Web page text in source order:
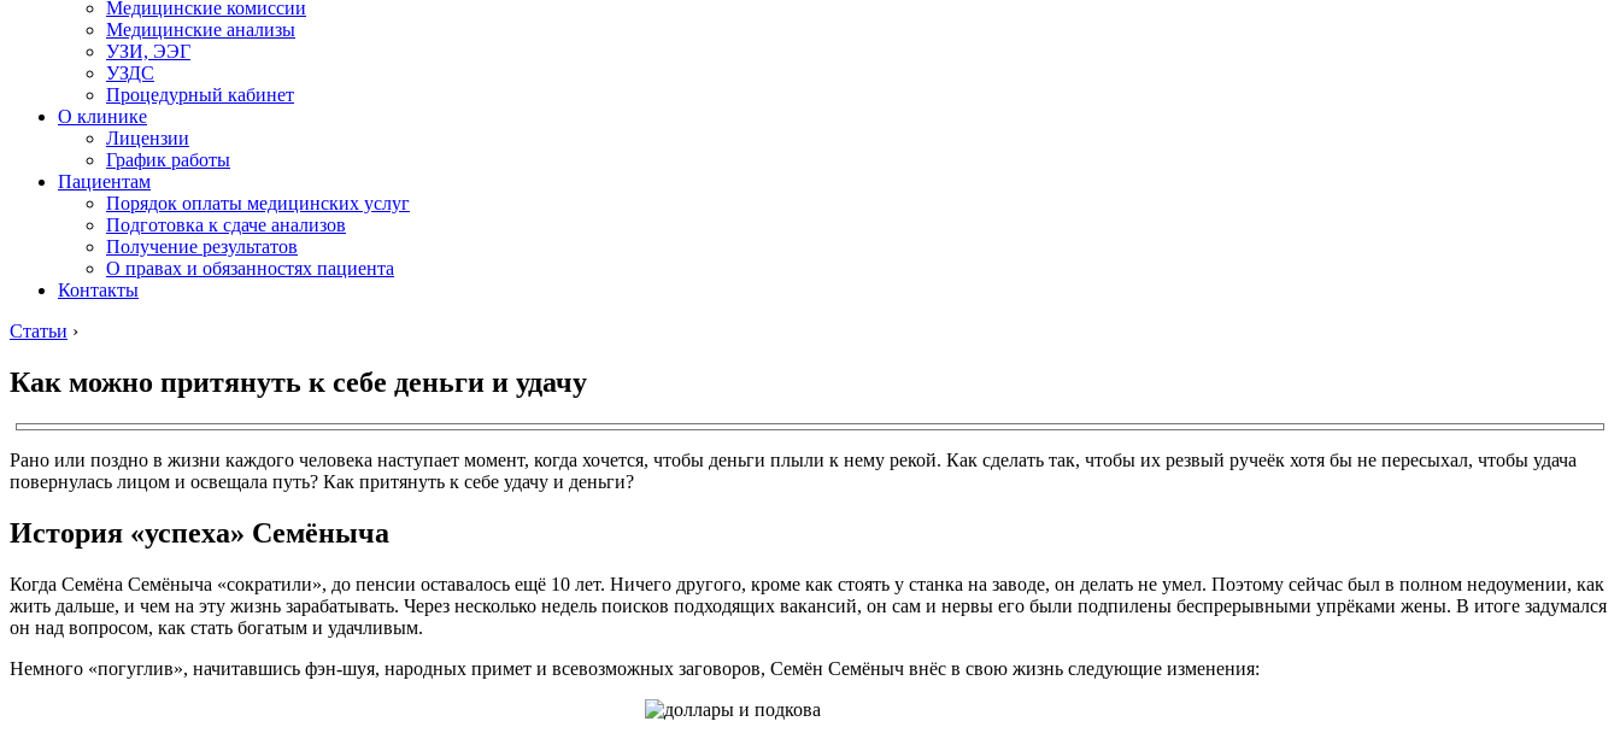
Медицинские комиссии
Медицинские анализы
УЗИ, ЭЭГ
УЗДС
Процедурный кабинет
О клинике
Лицензии
График работы
Пациентам
Порядок оплаты медицинских услуг
Подготовка к сдаче анализов
Получение результатов
О правах и обязанностях пациента
Контакты
Статьи ›
Как можно притянуть к себе деньги и удачу
Рано или поздно в жизни каждого человека наступает момент, когда хочется, чтобы деньги плыли к нему рекой. Как сделать так, чтобы их резвый ручеёк хотя бы не пересыхал, чтобы удача
повернулась лицом и освещала путь? Как притянуть к себе удачу и деньги?
История «успеха» Семёныча
Когда Семёна Семёныча «сократили», до пенсии оставалось ещё 10 лет. Ничего другого, кроме как стоять у станка на заводе, он делать не умел. Поэтому сейчас был в полном недоумении, как
жить дальше, и чем на эту жизнь зарабатывать. Через несколько недель поисков подходящих вакансий, он сам и нервы его были подпилены беспрерывными упрёками жены. В итоге задумался
он над вопросом, как стать богатым и удачливым.
Немного «погуглив», начитавшись фэн-шуя, народных примет и всевозможных заговоров, Семён Семёныч внёс в свою жизнь следующие изменения: